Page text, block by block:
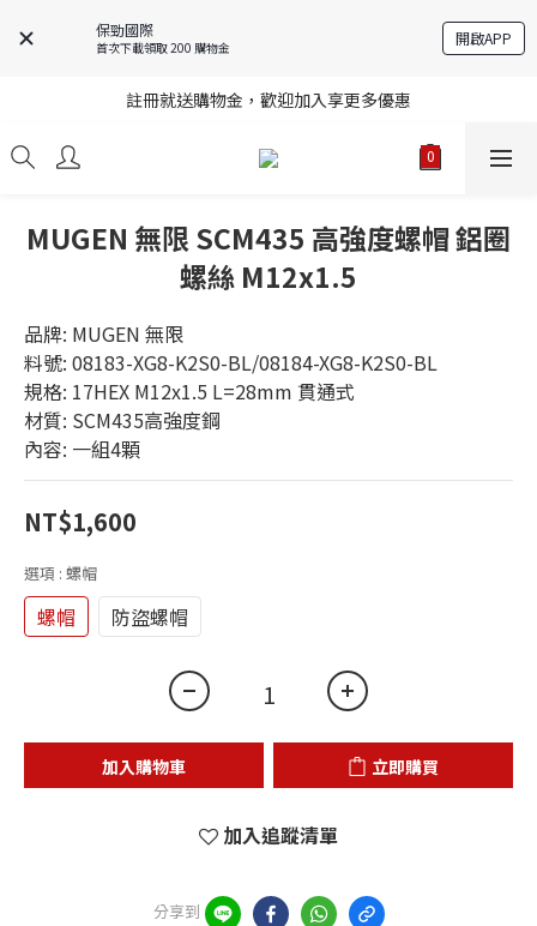
保勁國際
首次下載領取 200 購物金 開啟APP
註冊就送購物金，歡迎加入享更多優惠
註冊就送購物金，歡迎加入享更多優惠
進口商品庫存變動快速，無法即時更新，請多加利用詢問功能
MUGEN 無限 SCM435 高強度螺帽 鋁圈
螺絲 M12x1.5
品牌: MUGEN 無限
料號: 08183-XG8-K2S0-BL/08184-XG8-K2S0-BL
規格: 17HEX M12x1.5 L=28mm 貫通式
材質: SCM435高強度鋼
內容: 一組4顆
NT$1,600
選項 : 螺帽
螺帽 防盜螺帽
加入購物車 立即購買
加入追蹤清單
分享到